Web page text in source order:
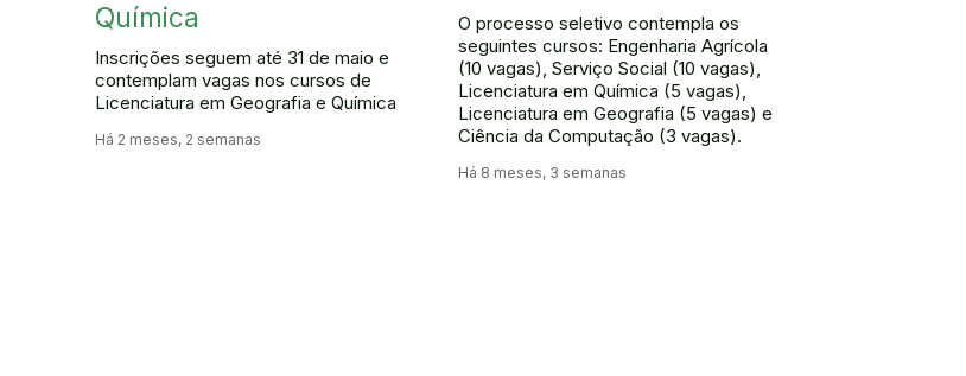
Química
Inscrições seguem até 31 de maio e
contemplam vagas nos cursos de
Licenciatura em Geografia e Química
Há 2 meses, 2 semanas
O processo seletivo contempla os
seguintes cursos: Engenharia Agrícola
(10 vagas), Serviço Social (10 vagas),
Licenciatura em Química (5 vagas),
Licenciatura em Geografia (5 vagas) e
Ciência da Computação (3 vagas).
Há 8 meses, 3 semanas